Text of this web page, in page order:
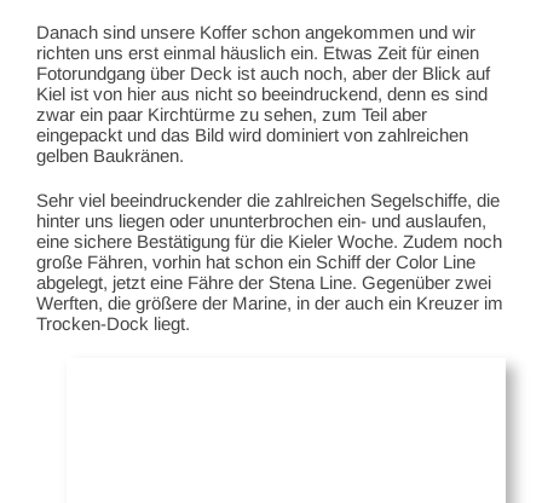
Danach sind unsere Koffer schon angekommen und wir
richten uns erst einmal häuslich ein. Etwas Zeit für einen
Fotorundgang über Deck ist auch noch, aber der Blick auf
Kiel ist von hier aus nicht so beeindruckend, denn es sind
zwar ein paar Kirchtürme zu sehen, zum Teil aber
eingepackt und das Bild wird dominiert von zahlreichen
gelben Baukränen.
Sehr viel beeindruckender die zahlreichen Segelschiffe, die
hinter uns liegen oder ununterbrochen ein- und auslaufen,
eine sichere Bestätigung für die Kieler Woche. Zudem noch
große Fähren, vorhin hat schon ein Schiff der Color Line
abgelegt, jetzt eine Fähre der Stena Line. Gegenüber zwei
Werften, die größere der Marine, in der auch ein Kreuzer im
Trocken-Dock liegt.